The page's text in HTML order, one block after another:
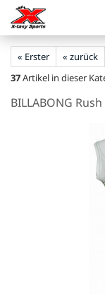
« Erster « zurück
37Artikel in dieser
BILLABONG